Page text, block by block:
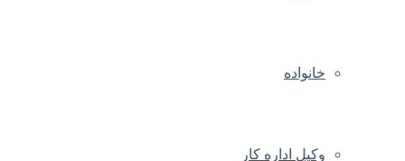
خانواده
وکیل اداره کار